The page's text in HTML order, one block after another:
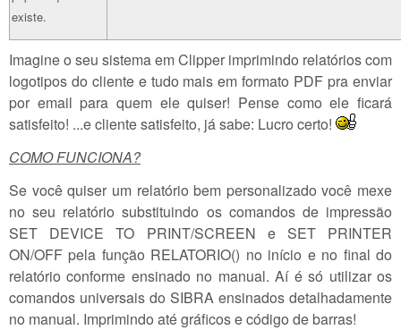
existe.
Imagine o seu sistema em Clipper imprimindo relatórios com
logotipos do cliente e tudo mais em formato PDF pra enviar
por email para quem ele quiser! Pense como ele ficará
satisfeito! ...e cliente satisfeito, já sabe: Lucro certo!
COMO FUNCIONA?
Se você quiser um relatório bem personalizado você mexe
no seu relatório substituindo os comandos de impressão
SET DEVICE TO PRINT/SCREEN e SET PRINTER
ON/OFF pela função RELATORIO() no início e no final do
relatório conforme ensinado no manual. Aí é só utilizar os
comandos universais do SIBRA ensinados detalhadamente
no manual. Imprimindo até gráficos e código de barras!